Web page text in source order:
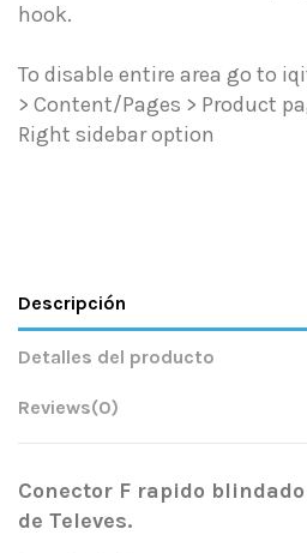
hook.
To disable entire area go to
> Content/Pages > Product
Right sidebar option
Descripción
Detalles del producto
Reviews(0)
Conector F rapido blindado
de Televes.